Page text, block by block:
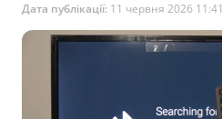
Дата публікації: 11 червня 2026 11:41